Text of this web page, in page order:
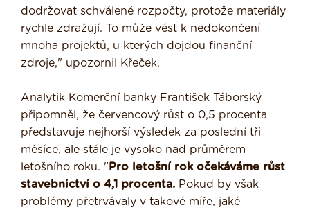
dodržovat schválené rozpočty, protože materiály
rychle zdražují. To může vést k nedokončení
mnoha projektů, u kterých dojdou finanční
zdroje," upozornil Křeček.
Analytik Komerční banky František Táborský
připomněl, že červencový růst o 0,5 procenta
představuje nejhorší výsledek za poslední tři
měsíce, ale stále je vysoko nad průměrem
letošního roku. " Pro letošní rok očekáváme růst
stavebnictví o 4,1 procenta. Pokud by však
problémy přetrvávaly v takové míře, jaké